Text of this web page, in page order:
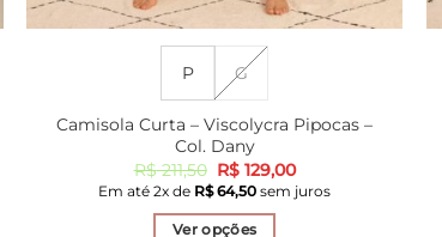
P G
Camisola Curta – Viscolycra Pipocas –
Col. Dany
R$211,50 O
preço
original
era:
R$129,00O
preço
atual
Em até2x de R$64,50 sem juros
Ver opções